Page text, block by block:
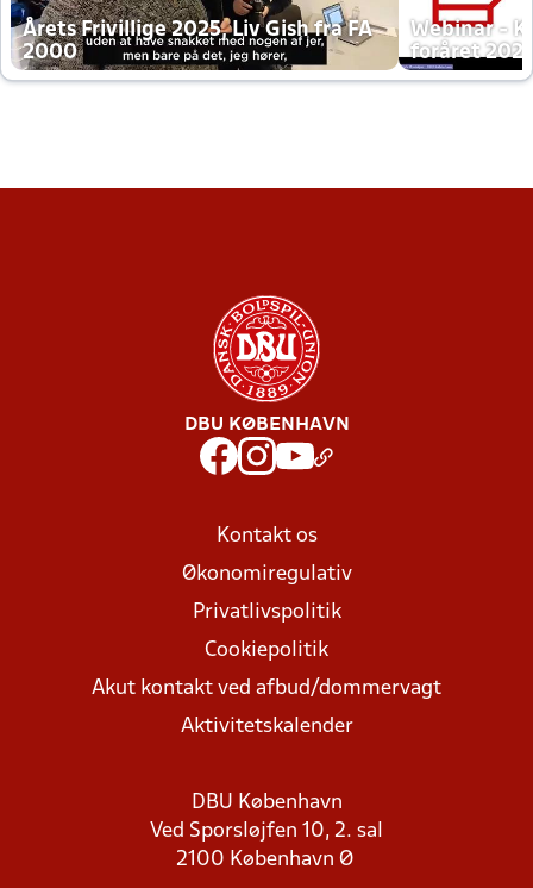
Årets Frivillige 2025, Liv Gish fra FA
2000
Webinar -
foråret
DBU KØBENHAVN
Kontakt os
Økonomiregulativ
Privatlivspolitik
Cookiepolitik
Akut kontakt ved afbud/dommervagt
Aktivitetskalender
DBU København
Ved Sporsløjfen 10, 2. sal
2100 København Ø